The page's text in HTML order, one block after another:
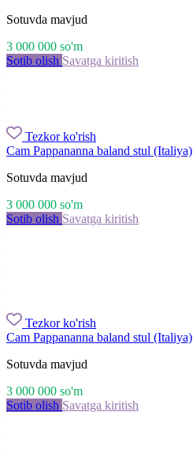
Sotuvda mavjud
3 000 000 so'm
Sotib olish Savatga kiritish
Tezkor ko'rish
Cam Pappananna baland stul (Italiya)
Sotuvda mavjud
3 000 000 so'm
Sotib olish Savatga kiritish
Tezkor ko'rish
Cam Pappananna baland stul (Italiya)
Sotuvda mavjud
3 000 000 so'm
Sotib olish Savatga kiritish